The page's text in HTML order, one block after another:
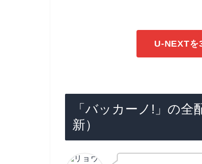
U-NEXTを
「バッカーノ!」の
新）